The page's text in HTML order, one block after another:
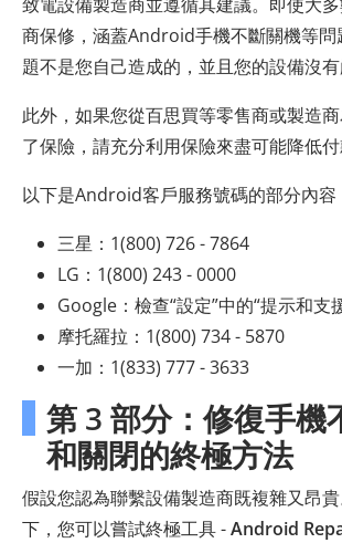
商保修，涵蓋Android手機不斷關機等問
題不是您自己造成的，並且您的設備沒有
此外，如果您從百思買等零售商或製造
了保險，請充分利用保險來盡可能降低付
以下是Android客戶服務號碼的部分內容
三星：1(800) 726 - 7864
LG：1(800) 243 - 0000
Google：檢查“設定”中的“提示和支
摩托羅拉：1(800) 734 - 5870
一加：1(833) 777 - 3633
第 3 部分：修復手機
和關閉的終極方法
假設您認為聯繫設備製造商既複雜又昂
下，您可以嘗試終極工具 -Android